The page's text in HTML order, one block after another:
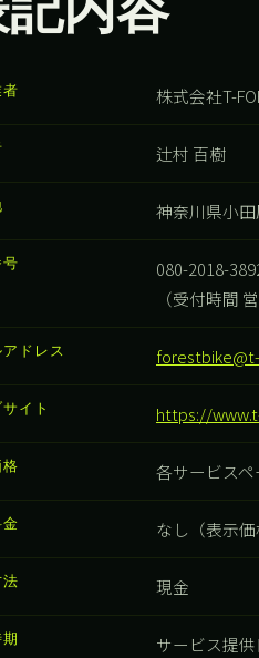
株式会社T-
辻村 百樹
神奈川県小
080-2018-
（受付時間
アドレス
イト https://
各サービス
なし（表示価
現金
サービス提